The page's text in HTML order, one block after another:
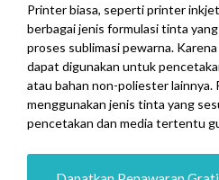
Printer biasa, seperti printer
berbagai jenis formulasi tinta
proses sublimasi pewarna.
dapat digunakan untuk
atau bahan non-poliester
menggunakan jenis tinta yang
pencetakan dan media tertentu